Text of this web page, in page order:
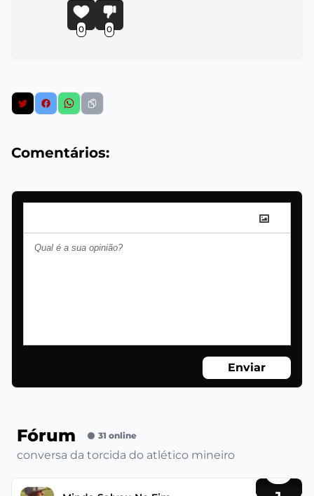
0 0
Comentários:
Enviar
Fórum 31 online
conversa da torcida do atlético mineiro